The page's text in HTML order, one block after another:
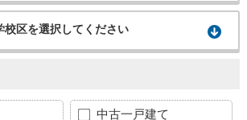
校区を選択してください
中古一戸建て